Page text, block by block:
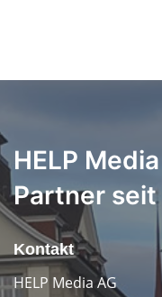
HELP
Partner seit
Kontakt
HELP Media AG